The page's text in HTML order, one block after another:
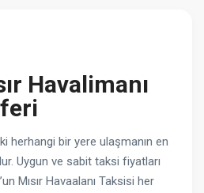
Havalimanı
herhangi bir yere ulaşmanın en
Uygun ve sabit taksi fiyatları
Mısır Havaalanı Taksisi her